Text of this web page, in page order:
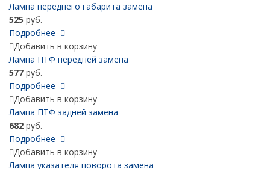
Лампа переднего габарита замена
525 руб.
Подробнее
Добавить в корзину
Лампа ПТФ передней замена
577 руб.
Подробнее
Добавить в корзину
Лампа ПТФ задней замена
682 руб.
Подробнее
Добавить в корзину
Лампа указателя поворота замена